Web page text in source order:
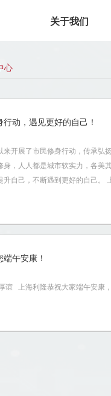
关于我们
心
动，遇见更好的自己！
来开展了市民修身行动，传承
身，人人都是城市软实力，各美
升自己，不断遇到更好的自己
午安康！
谊 上海利隆恭祝大家端午安